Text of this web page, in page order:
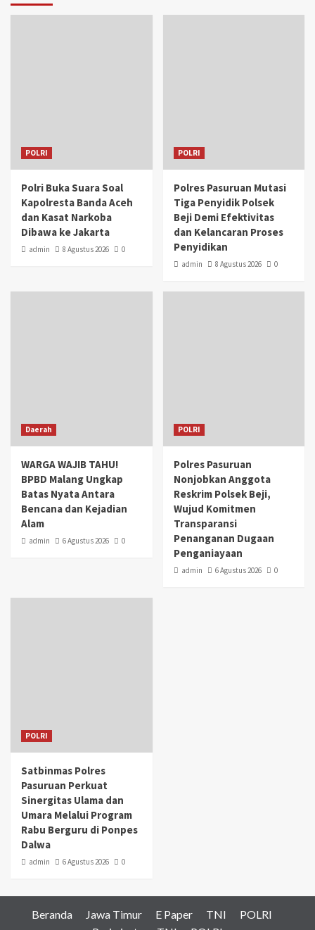
POLRI
Polri Buka Suara Soal
Kapolresta Banda Aceh
dan Kasat Narkoba
Dibawa ke Jakarta
admin 8 Agustus 2026 0
POLRI
Polres Pasuruan Mutasi
Tiga Penyidik Polsek
Beji Demi Efektivitas
dan Kelancaran Proses
Penyidikan
admin 8 Agustus 2026 0
Daerah
WARGA WAJIB TAHU!
BPBD Malang Ungkap
Batas Nyata Antara
Bencana dan Kejadian
Alam
admin 6 Agustus 2026 0
POLRI
Polres Pasuruan
Nonjobkan Anggota
Reskrim Polsek Beji,
Wujud Komitmen
Transparansi
Penanganan Dugaan
Penganiayaan
admin 6 Agustus 2026 0
POLRI
Satbinmas Polres
Pasuruan Perkuat
Sinergitas Ulama dan
Umara Melalui Program
Rabu Berguru di Ponpes
Dalwa
admin 6 Agustus 2026 0
Beranda Jawa Timur E Paper TNI
POLRI